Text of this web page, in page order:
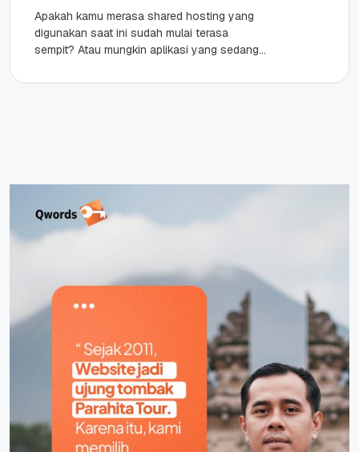
Apakah kamu merasa shared hosting yang
digunakan saat ini sudah mulai terasa
sempit? Atau mungkin aplikasi yang sedang
performa yang...